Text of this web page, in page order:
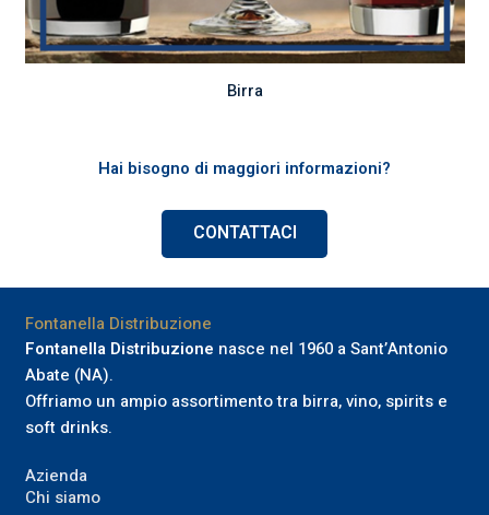
Birra
Hai bisogno di maggiori informazioni?
CONTATTACI
Fontanella Distribuzione
Fontanella Distribuzione nasce nel 1960 a Sant’Antonio
Abate (NA).
Offriamo un ampio assortimento tra birra, vino, spirits e
soft drinks.
Azienda
Chi siamo